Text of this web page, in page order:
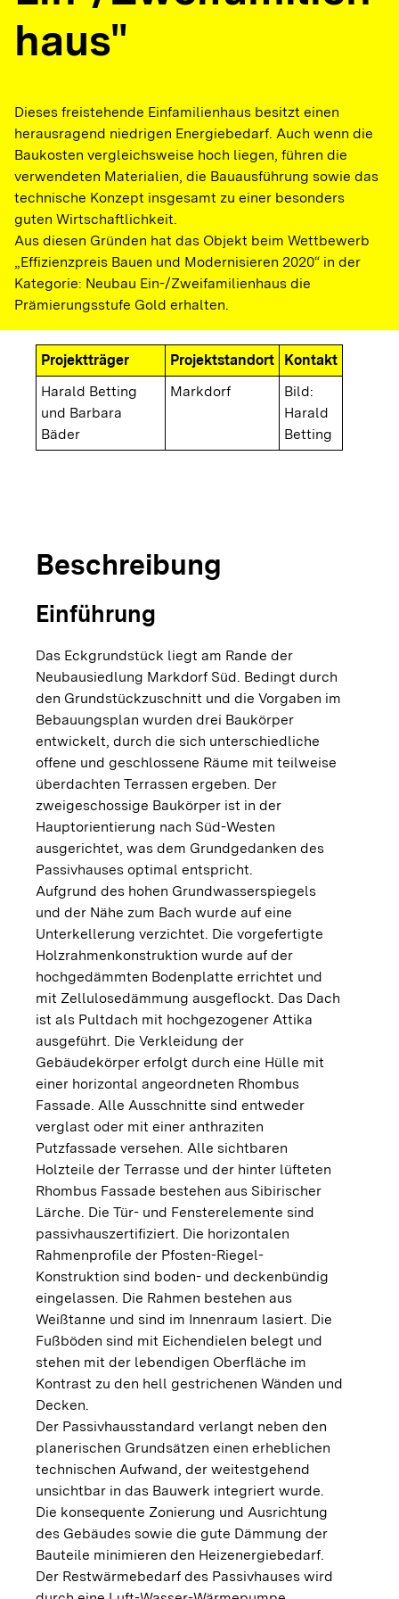
haus"
Dieses freistehende Einfamilienhaus besitzt einen
herausragend niedrigen Energiebedarf. Auch wenn die
Baukosten vergleichsweise hoch liegen, führen die
verwendeten Materialien, die Bauausführung sowie das
technische Konzept insgesamt zu einer besonders
guten Wirtschaftlichkeit.
Aus diesen Gründen hat das Objekt beim Wettbewerb
„Effizienzpreis Bauen und Modernisieren 2020“ in der
Kategorie: Neubau Ein-/Zweifamilienhaus die
Prämierungsstufe Gold erhalten.
Projektträger Projektstandort
Kontakt
Harald Betting
und Barbara
Bäder
Markdorf
Bild:
Harald
Betting
Beschreibung
Einführung
Das Eckgrundstück liegt am Rande der
Neubausiedlung Markdorf Süd. Bedingt durch
den Grundstückzuschnitt und die Vorgaben im
Bebauungsplan wurden drei Baukörper
entwickelt, durch die sich unterschiedliche
offene und geschlossene Räume mit teilweise
überdachten Terrassen ergeben. Der
zweigeschossige Baukörper ist in der
Hauptorientierung nach Süd-Westen
ausgerichtet, was dem Grundgedanken des
Passivhauses optimal entspricht.
Aufgrund des hohen Grundwasserspiegels
und der Nähe zum Bach wurde auf eine
Unterkellerung verzichtet. Die vorgefertigte
Holzrahmenkonstruktion wurde auf der
hochgedämmten Bodenplatte errichtet und
mit Zellulosedämmung ausgeflockt. Das Dach
ist als Pultdach mit hochgezogener Attika
ausgeführt. Die Verkleidung der
Gebäudekörper erfolgt durch eine Hülle mit
einer horizontal angeordneten Rhombus
Fassade. Alle Ausschnitte sind entweder
verglast oder mit einer anthraziten
Putzfassade versehen. Alle sichtbaren
Holzteile der Terrasse und der hinter lüfteten
Rhombus Fassade bestehen aus Sibirischer
Lärche. Die Tür- und Fensterelemente sind
passivhauszertifiziert. Die horizontalen
Rahmenprofile der Pfosten-Riegel-
Konstruktion sind boden- und deckenbündig
eingelassen. Die Rahmen bestehen aus
Weißtanne und sind im Innenraum lasiert. Die
Fußböden sind mit Eichendielen belegt und
stehen mit der lebendigen Oberfläche im
Kontrast zu den hell gestrichenen Wänden und
Decken.
Der Passivhausstandard verlangt neben den
planerischen Grundsätzen einen erheblichen
technischen Aufwand, der weitestgehend
unsichtbar in das Bauwerk integriert wurde.
Die konsequente Zonierung und Ausrichtung
des Gebäudes sowie die gute Dämmung der
Bauteile minimieren den Heizenergiebedarf.
Der Restwärmebedarf des Passivhauses wird